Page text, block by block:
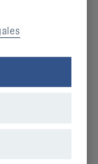
le
alternative.
en
seulement de
le type
gras oméga-3.
apporte